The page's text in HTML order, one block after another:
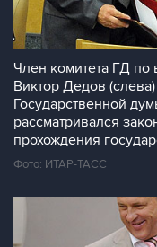
Член комитета ГД
Виктор Дедов
Государственной
рассматривался
прохождения
Фото: ИТАР-ТАСС